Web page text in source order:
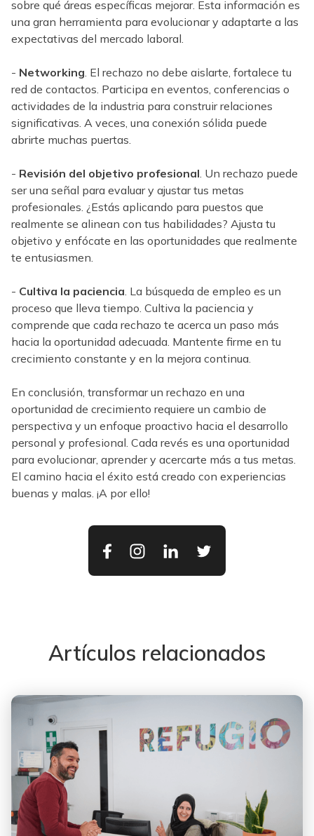
sobre qué áreas específicas mejorar. Esta información es
una gran herramienta para evolucionar y adaptarte a las
expectativas del mercado laboral.
- Networking . El rechazo no debe aislarte, fortalece tu
red de contactos. Participa en eventos, conferencias o
actividades de la industria para construir relaciones
significativas. A veces, una conexión sólida puede
abrirte muchas puertas.
- Revisión del objetivo profesional . Un rechazo puede
ser una señal para evaluar y ajustar tus metas
profesionales. ¿Estás aplicando para puestos que
realmente se alinean con tus habilidades? Ajusta tu
objetivo y enfócate en las oportunidades que realmente
te entusiasmen.
- Cultiva la paciencia . La búsqueda de empleo es un
proceso que lleva tiempo. Cultiva la paciencia y
comprende que cada rechazo te acerca un paso más
hacia la oportunidad adecuada. Mantente firme en tu
crecimiento constante y en la mejora continua.
En conclusión, transformar un rechazo en una
oportunidad de crecimiento requiere un cambio de
perspectiva y un enfoque proactivo hacia el desarrollo
personal y profesional. Cada revés es una oportunidad
para evolucionar, aprender y acercarte más a tus metas.
El camino hacia el éxito está creado con experiencias
buenas y malas. ¡A por ello!
Artículos relacionados